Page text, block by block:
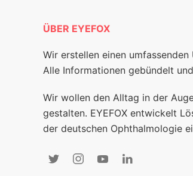
ÜBER EYEFOX
Wir erstellen einen
Alle Informationen gebündelt
Wir wollen den Alltag in der
gestalten. EYEFOX entwickelt
der deutschen Ophthalmologie